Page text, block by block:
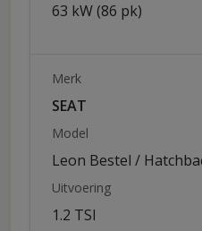
63 kW (86 pk)
Merk
SEAT
Model
Leon Bestel /
Uitvoering
1.2 TSI